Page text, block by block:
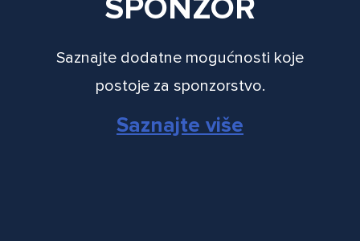
SPONZOR
Saznajte dodatne mogućnosti koje
postoje za sponzorstvo.
Saznajte više